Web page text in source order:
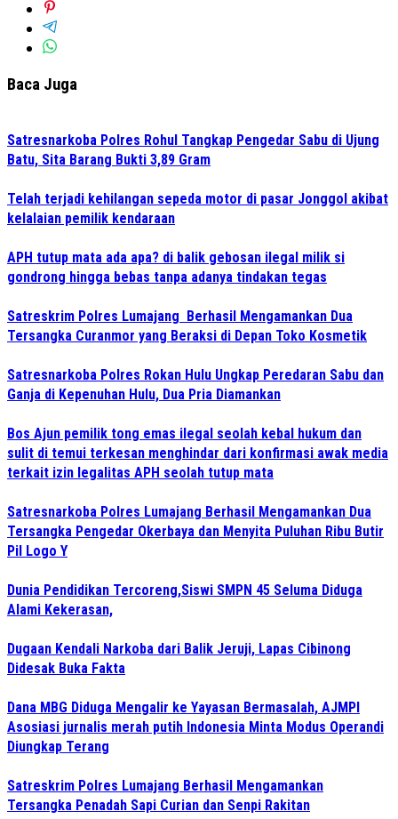
Baca Juga
Satresnarkoba Polres Rohul Tangkap Pengedar Sabu di Ujung
Batu, Sita Barang Bukti 3,89 Gram
Telah terjadi kehilangan sepeda motor di pasar Jonggol akibat
kelalaian pemilik kendaraan
APH tutup mata ada apa? di balik gebosan ilegal milik si
gondrong hingga bebas tanpa adanya tindakan tegas
Satreskrim Polres Lumajang Berhasil Mengamankan Dua
Tersangka Curanmor yang Beraksi di Depan Toko Kosmetik
Satresnarkoba Polres Rokan Hulu Ungkap Peredaran Sabu dan
Ganja di Kepenuhan Hulu, Dua Pria Diamankan
Bos Ajun pemilik tong emas ilegal seolah kebal hukum dan
sulit di temui terkesan menghindar dari konfirmasi awak media
terkait izin legalitas APH seolah tutup mata
Satresnarkoba Polres Lumajang Berhasil Mengamankan Dua
Tersangka Pengedar Okerbaya dan Menyita Puluhan Ribu Butir
Pil Logo Y
Dunia Pendidikan Tercoreng,Siswi SMPN 45 Seluma Diduga
Alami Kekerasan,
Dugaan Kendali Narkoba dari Balik Jeruji, Lapas Cibinong
Didesak Buka Fakta
Dana MBG Diduga Mengalir ke Yayasan Bermasalah, AJMPI
Asosiasi jurnalis merah putih Indonesia Minta Modus Operandi
Diungkap Terang
Satreskrim Polres Lumajang Berhasil Mengamankan
Tersangka Penadah Sapi Curian dan Senpi Rakitan